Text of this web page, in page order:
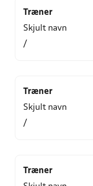
Træner
Skjult navn
/
Træner
Skjult navn
/
Træner